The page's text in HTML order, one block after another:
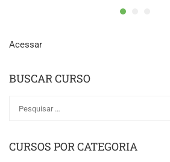
Acessar
BUSCAR CURSO
CURSOS POR CATEGORIA